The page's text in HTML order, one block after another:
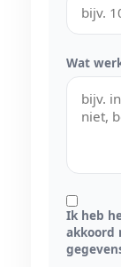
Wat
Ik heb
akkoord